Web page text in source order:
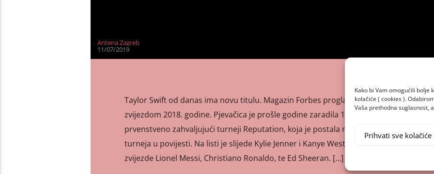
Kako bi Vam omogućili bolje
kolačiće ( cookies ).
Vaša prethodna suglasnost,
Prihvati sve kolačiće
Antena Zagreb
11/07/2019
Taylor Swift od danas ima novu titulu. Magazin Forbes proglasio ju je najplaćenijom
zvijezdom 2018. godine. Pjevačica je prošle godine zaradila 185 milijuna dolara,
prvenstveno zahvaljujući turneji Reputation, koja je postala najisplativija američka
turneja u povijesti. Na listi je slijede Kylie Jenner i Kanye West, te nogometne
zvijezde Lionel Messi, Christiano Ronaldo, te Ed Sheeran. […]